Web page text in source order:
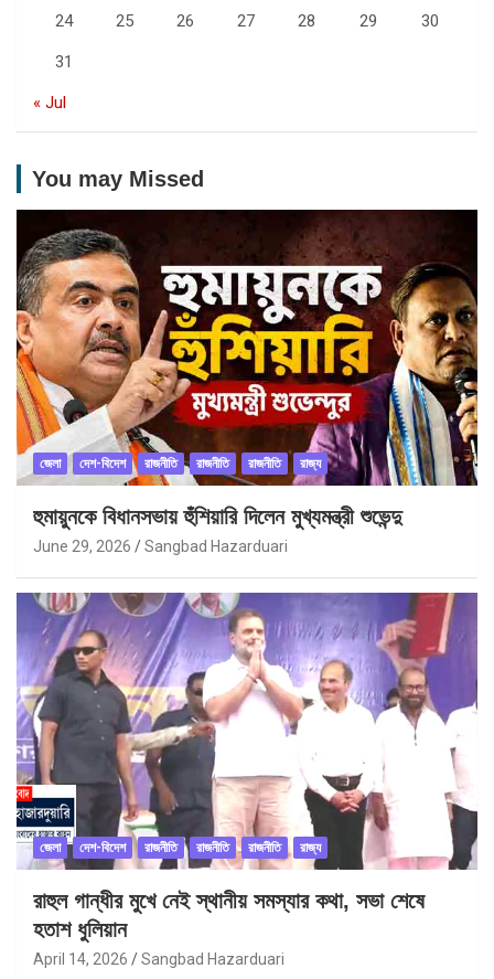
24 25 26 27 28 29 30
31
« Jul
You may Missed
জেলা দেশ-বিদেশ রাজনীতি রাজনীতি রাজনীতি রাজ্য
হুমায়ুনকে বিধানসভায় হুঁশিয়ারি দিলেন মুখ্যমন্ত্রী শুভেন্দু
June 29, 2026 Sangbad Hazarduari
জেলা দেশ-বিদেশ রাজনীতি রাজনীতি রাজনীতি রাজ্য
রাহুল গান্ধীর মুখে নেই স্থানীয় সমস্যার কথা, সভা শেষে
হতাশ ধুলিয়ান
April 14, 2026 Sangbad Hazarduari